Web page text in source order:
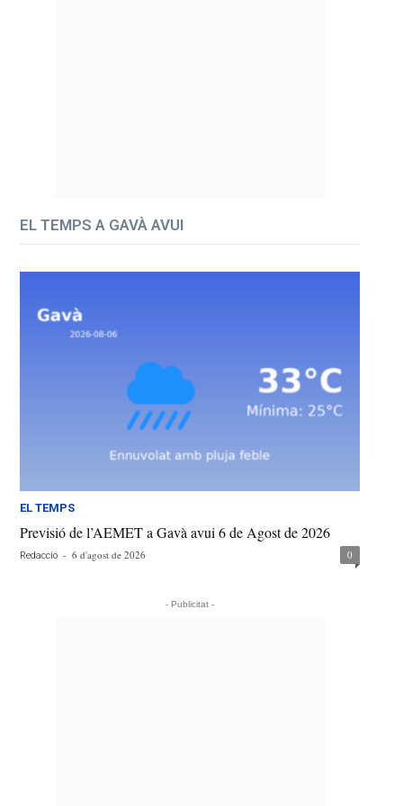
EL TEMPS A GAVÀ AVUI
EL TEMPS
Previsió de l’AEMET a Gavà avui 6 de Agost de 2026
Redacció - 6 d'agost de 2026 0
- Publicitat -